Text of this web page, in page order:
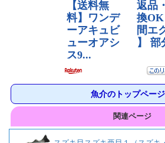
魚介のトップペー
関連ページ